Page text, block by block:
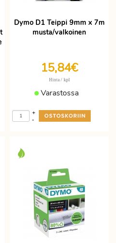
Dymo D1 Teippi 9mm x 7m
musta/valkoinen
15,84€
Hinta / kpl
Varastossa
-
+